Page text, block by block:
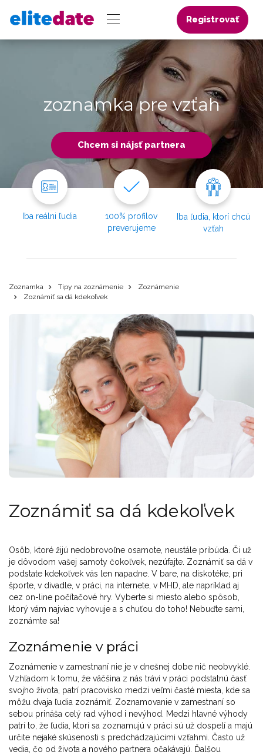
Registrovať
zoznamka pre vzťah
Chcem si nájsť partnera
Iba reálni ľudia
100% profilov
preverujeme
Iba ľudia, ktorí chcú
vzťah
Zoznamka Tipy na zoznámenie
Zoznámenie
Zoznámiť sa dá kdekoľvek
Zoznámiť sa dá kdekoľvek
Osôb, ktoré žijú nedobrovoľne osamote, neustále pribúda. Či už
je dôvodom vašej samoty čokoľvek, nezúfajte. Zoznámiť sa dá v
podstate kdekoľvek vás len napadne. V bare, na diskotéke, pri
športe, v divadle, v práci, na internete, v MHD, ale napríklad aj
cez on-line počítačové hry. Vyberte si miesto alebo spôsob,
ktorý vám najviac vyhovuje a s chuťou do toho! Nebuďte sami,
zoznámte sa!
Zoznámenie v práci
Zoznámenie v zamestnaní nie je v dnešnej dobe nič neobvyklé.
Vzhľadom k tomu, že väčšina z nás trávi v práci podstatnú časť
svojho života, patrí pracovisko medzi veľmi časté miesta, kde sa
môžu dvaja ľudia zoznámiť. Zoznamovanie v zamestnaní so
sebou prináša celý rad výhod i nevýhod. Medzi hlavné výhody
patrí to, že ľudia, ktorí sa zoznamujú v práci sú už dospelí a majú
určite nejaké skúsenosti s predchádzajúcimi vzťahmi. Často už
vedia, čo od života a nového partnera očakávajú. Ďalšou